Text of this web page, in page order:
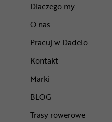
Dlaczego my
O nas
Pracuj w Dadelo
Kontakt
Marki
BLOG
Trasy rowerowe